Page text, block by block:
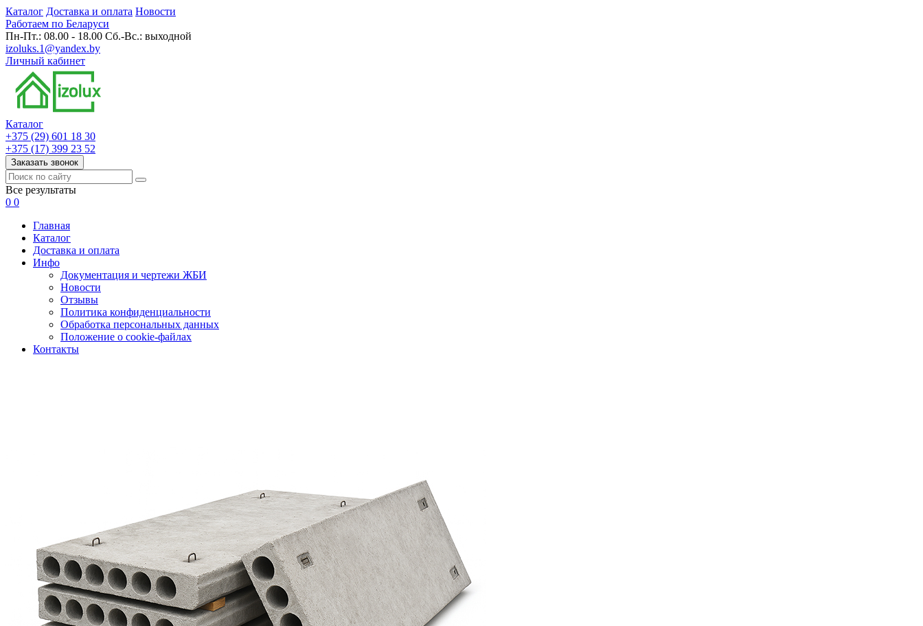
Каталог Доставка и оплата Новости
Работаем по Беларуси
Пн-Пт.: 08.00 - 18.00 Сб.-Вс.: выходной
izoluks.1@yandex.by
Личный кабинет
Каталог
+375 (29) 601 18 30
+375 (17) 399 23 52
Заказать звонок
Все результаты
0 0
Главная
Каталог
Доставка и оплата
Инфо
Документация и чертежи ЖБИ
Новости
Отзывы
Политика конфиденциальности
Обработка персональных данных
Положение о cookie-файлах
Контакты